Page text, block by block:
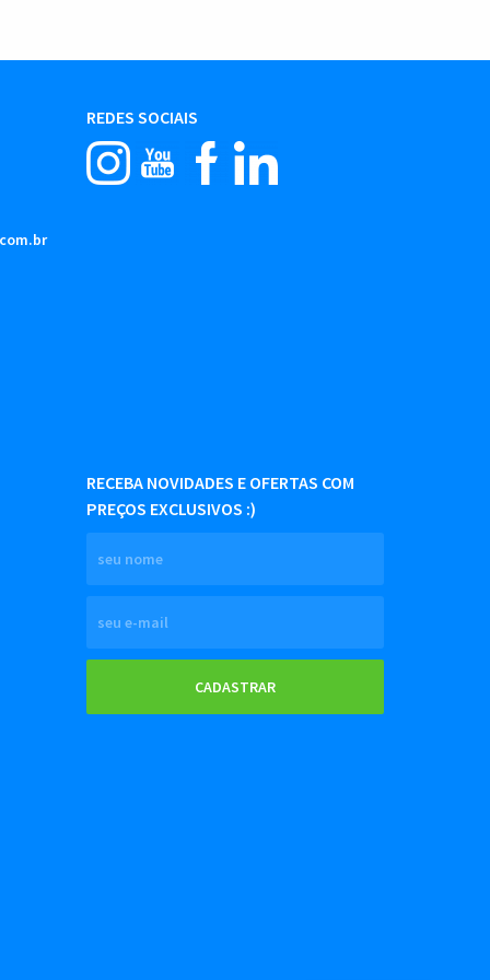
REDES SOCIAIS
RECEBA NOVIDADES E OFERTAS COM
PREÇOS EXCLUSIVOS :)
CADASTRAR